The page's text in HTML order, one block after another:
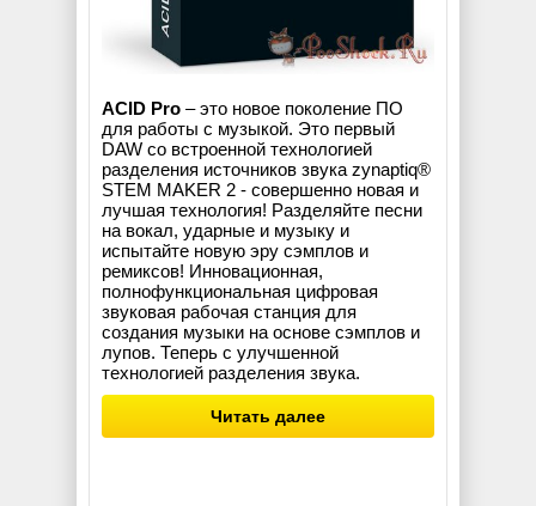
ACID Pro – это новое поколение ПО
для работы с музыкой. Это первый
DAW со встроенной технологией
разделения источников звука zynaptiq®
STEM MAKER 2 - совершенно новая и
лучшая технология! Разделяйте песни
на вокал, ударные и музыку и
испытайте новую эру сэмплов и
ремиксов! Инновационная,
полнофункциональная цифровая
звуковая рабочая станция для
создания музыки на основе сэмплов и
лупов. Теперь с улучшенной
технологией разделения звука.
Читать далее